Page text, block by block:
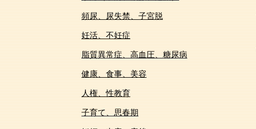
頻尿、尿失禁、子宮脱
妊活、不妊症
脂質異常症、高血圧、糖尿病
健康、食事、美容
人権、性教育
子育て、思春期